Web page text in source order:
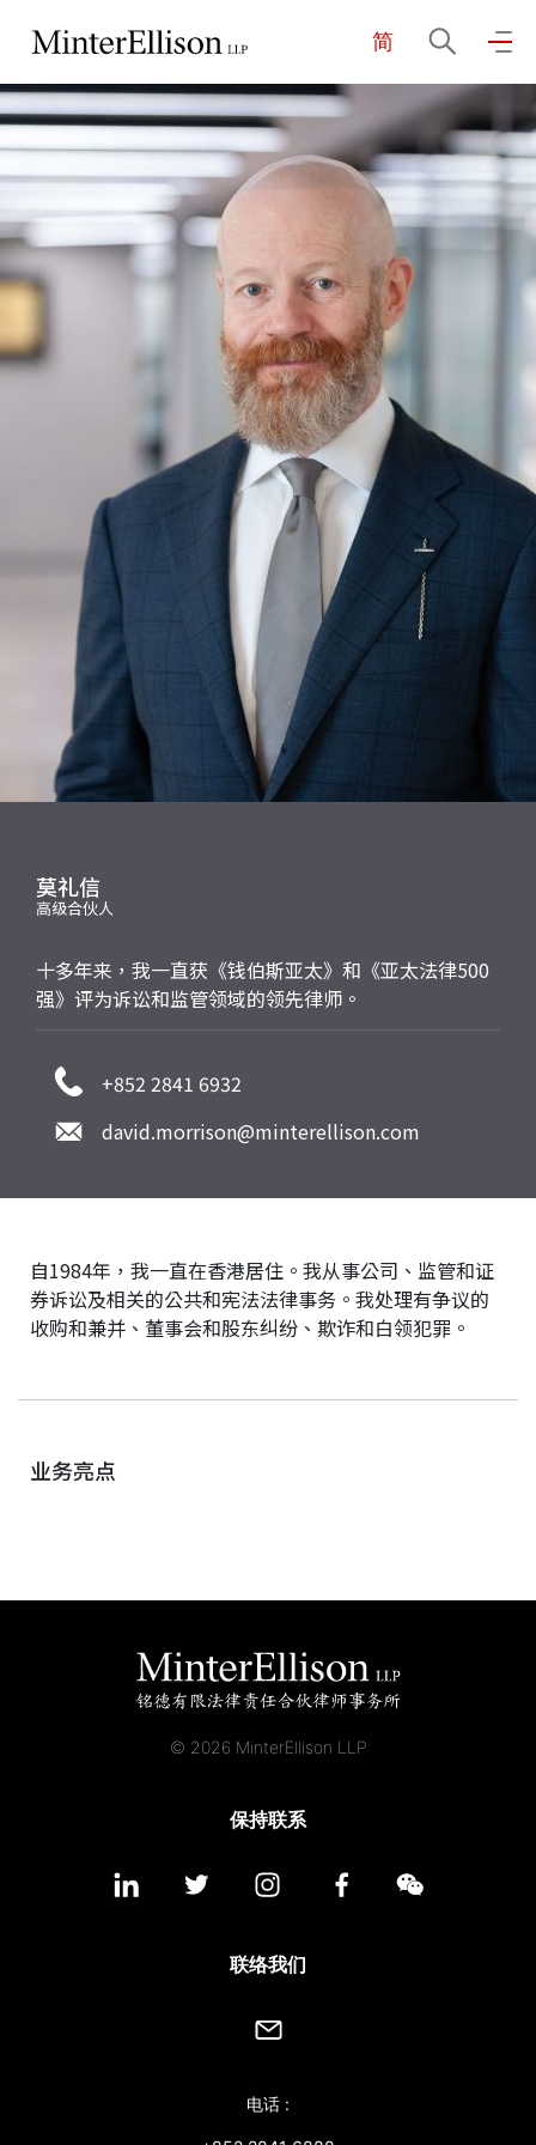
简
EN 繁 简
主页
关于我们
业务领域
我们的团队
社区投入
应届毕业生招聘
联络我们
最新消息
莫礼信
高级合伙人
十多年来，我一直获《钱伯斯亚太》和《亚太法律500
强》评为诉讼和监管领域的领先律师。
+852 2841 6932
david.morrison@minterellison.com
自1984年，我一直在香港居住。我从事公司、监管和证
券诉讼及相关的公共和宪法法律事务。我处理有争议的
收购和兼并、董事会和股东纠纷、欺诈和白领犯罪。
业务亮点
© 2026 MinterEllison LLP
保持联系
联络我们
电话 :